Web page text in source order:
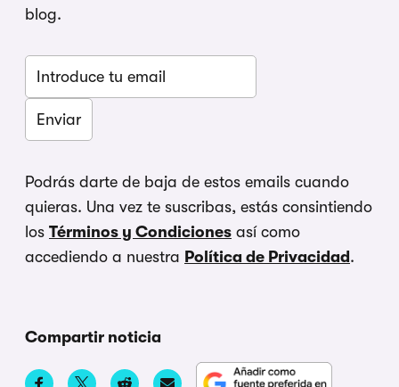
blog.
Podrás darte de baja de estos emails cuando
quieras. Una vez te suscribas, estás consintiendo
los Términos y Condiciones así como
accediendo a nuestra Política de Privacidad.
Compartir noticia